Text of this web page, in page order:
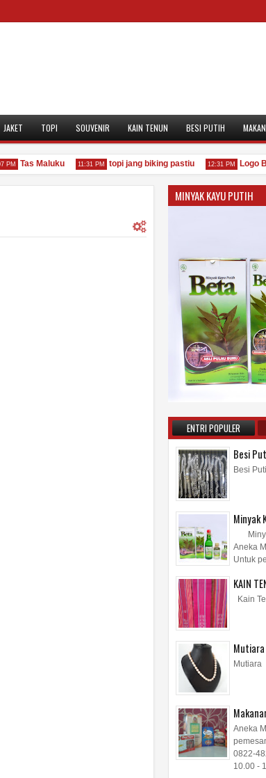
JAKET TOPI SOUVENIR KAIN TENUN BESI PUTIH
Tas Maluku 11:31 PM topi jang biking pastiu 12:31 PM Logo
MINYAK KAYU PUTIH
ENTRI POPULER
Besi
Besi
Minyak
Aneka
Untuk
KAIN
Kain
Mutiara
Mutiara
Aneka
0822-
10.00 -